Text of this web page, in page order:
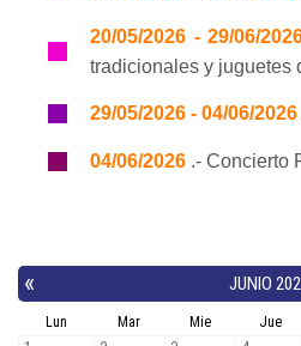
20/05/2026 - 29/06/
tradicionales y juguetes
29/05/2026 - 04/06/2026
04/06/2026 .- Concierto